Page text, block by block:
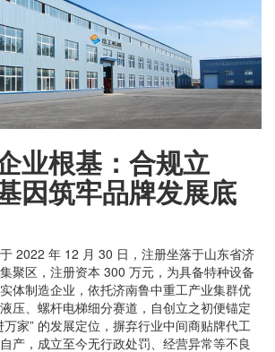
根基：合规立
因筑牢品牌发展底
2022 年 12 月 30 日，注册坐落于山东省济
聚区，注册资本 300 万元，为具备特种设备
体制造企业，依托济南鲁中重工产业集群优
压、螺杆电梯细分赛道，自创立之初便锚定
家” 的发展定位，摒弃行业中间商贴牌代工
产，成立至今无行政处罚、经营异常等不良